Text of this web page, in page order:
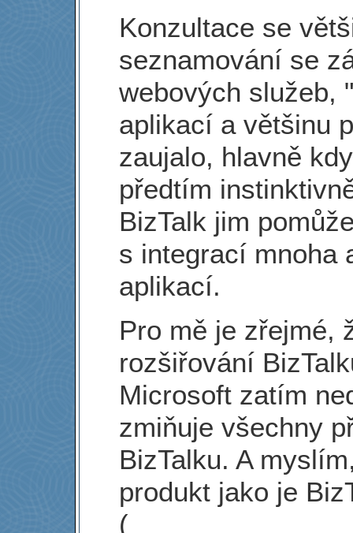
Konzultace se
seznamování se
webových služeb,
aplikací a většinu
zaujalo, hlavně
předtím
BizTalk jim
s integrací mnoha
aplikací.
Pro mě je zřejmé,
rozšiřování
Microsoft zatím
zmiňuje všechny
BizTalku. A
produkt jako je
(